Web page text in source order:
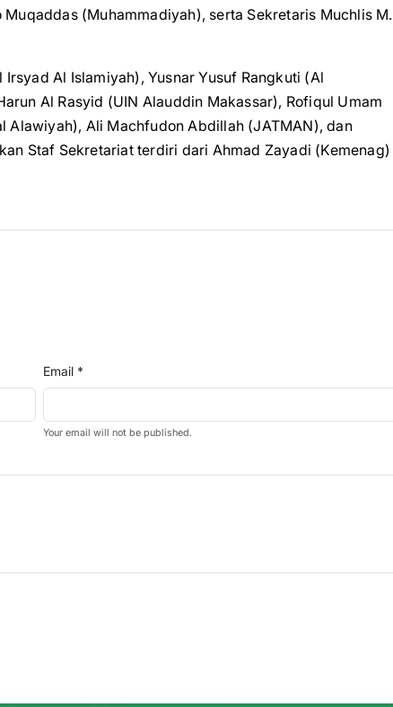
(Muhammadiyah), serta Sekretaris Muchlis M.
Al Islamiyah), Yusnar Yusuf Rangkuti (Al
Al Rasyid (UIN Alauddin Makassar), Rofiqul Umam
Alawiyah), Ali Machfudon Abdillah (JATMAN), dan
Staf Sekretariat terdiri dari Ahmad Zayadi (Kemenag)
Email *
Your email will not be published.